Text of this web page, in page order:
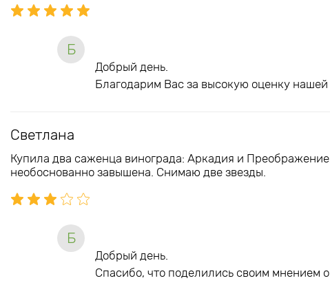
Б
Добрый день.
Благодарим Вас за высокую оценку нашей
Светлана
Купила два саженца винограда: Аркадия и
необоснованно завышена. Снимаю две звезды.
Б
Добрый день.
Спасибо, что поделились своим мнением